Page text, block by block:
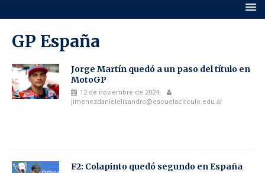
GP España
Jorge Martín quedó a un paso del título en
MotoGP
12 de noviembre de 2024
jimenezdanielelisandro@escuelacirculo.edu.ar
F2: Colapinto quedó segundo en España